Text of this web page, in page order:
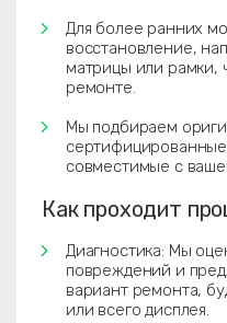
Для более ранних
восстановление,
матрицы или рамки,
ремонте.
Мы подбираем
совместимые с
Как проходит
Диагностика: Мы
повреждений и
вариант ремонта,
или всего дисплея.